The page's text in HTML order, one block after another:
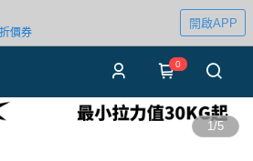
價券
開啟APP
0
1/5